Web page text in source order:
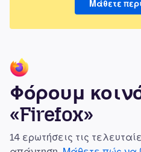
Μάθετε
Φόρουμ
«Firefox»
14 ερωτήσεις τις